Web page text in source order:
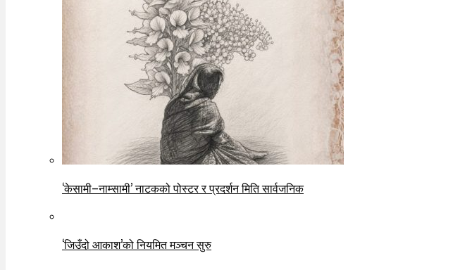
‘केसामी–नाम्सामी’ नाटकको पोस्टर र प्रदर्शन मिति सार्वजनिक
‘जिउँदो आकाश’को नियमित मञ्चन सुरु